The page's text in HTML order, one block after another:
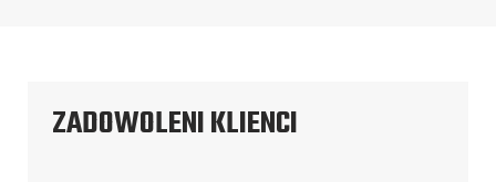
ZADOWOLENI KLIENCI